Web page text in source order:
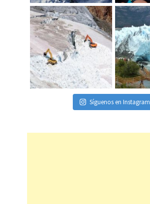
Síguenos en Instagram